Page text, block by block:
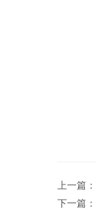
上一篇：
下一篇：